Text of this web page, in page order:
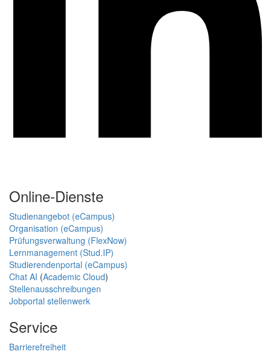
Online-Dienste
Studienangebot (eCampus)
Organisation (eCampus)
Prüfungsverwaltung (FlexNow)
Lernmanagement (Stud.IP)
Studierendenportal (eCampus)
Chat AI (Academic Cloud)
Stellenausschreibungen
Jobportal stellenwerk
Service
Barrierefreiheit